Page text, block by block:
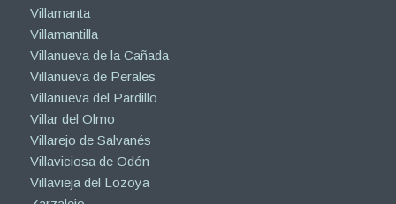
Villamanta
Villamantilla
Villanueva de la Cañada
Villanueva de Perales
Villanueva del Pardillo
Villar del Olmo
Villarejo de Salvanés
Villaviciosa de Odón
Villavieja del Lozoya